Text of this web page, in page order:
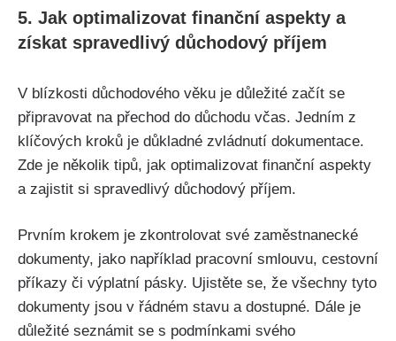
5. Jak optimalizovat finanční aspekty a
získat spravedlivý důchodový příjem
V blízkosti důchodového věku je důležité začít se
připravovat na přechod do důchodu včas. Jedním z
klíčových kroků je důkladné zvládnutí dokumentace.
Zde je několik tipů, jak optimalizovat finanční aspekty
a zajistit si spravedlivý důchodový příjem.
Prvním krokem je zkontrolovat své zaměstnanecké
dokumenty, jako například pracovní smlouvu, cestovní
příkazy či výplatní pásky. Ujistěte se, že všechny tyto
dokumenty jsou v řádném stavu a dostupné. Dále je
důležité seznámit se s podmínkami svého